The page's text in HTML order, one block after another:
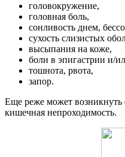
головокружение,
головная боль,
сонливость днем,
сухость слизистых
высыпания на коже,
боли в эпигастрии и/
тошнота, рвота,
запор.
Еще реже может возникнуть
кишечная непроходимость.